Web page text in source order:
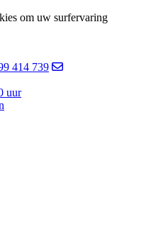
om uw surfervaring
414 739
uur